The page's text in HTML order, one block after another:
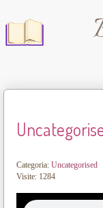
Categoria: Uncategorised
Visite: 1284